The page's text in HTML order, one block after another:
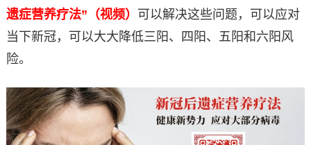
遗症营养疗法”（视频） 可以解决这些问题，可以应对
当下新冠，可以大大降低三阳、四阳、五阳和六阳风
险。